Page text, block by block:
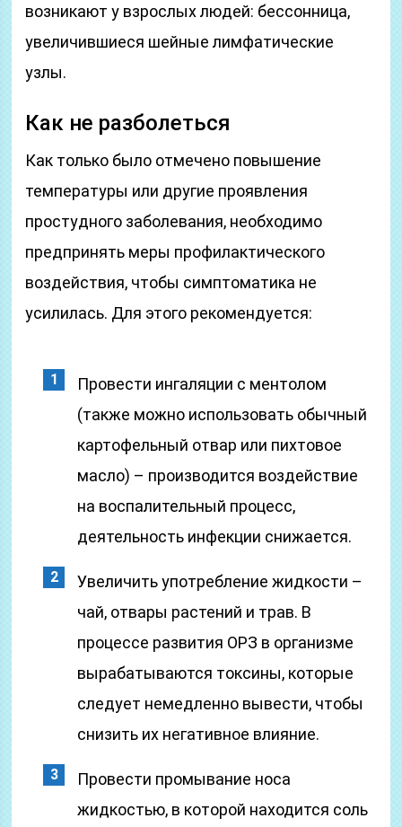
возникают у взрослых людей: бессонница,
увеличившиеся шейные лимфатические
узлы.
Как не разболеться
Как только было отмечено повышение
температуры или другие проявления
простудного заболевания, необходимо
предпринять меры профилактического
воздействия, чтобы симптоматика не
усилилась. Для этого рекомендуется:
Провести ингаляции с ментолом
(также можно использовать обычный
картофельный отвар или пихтовое
масло) – производится воздействие
на воспалительный процесс,
деятельность инфекции снижается.
Увеличить употребление жидкости –
чай, отвары растений и трав. В
процессе развития ОРЗ в организме
вырабатываются токсины, которые
следует немедленно вывести, чтобы
снизить их негативное влияние.
Провести промывание носа
жидкостью, в которой находится соль